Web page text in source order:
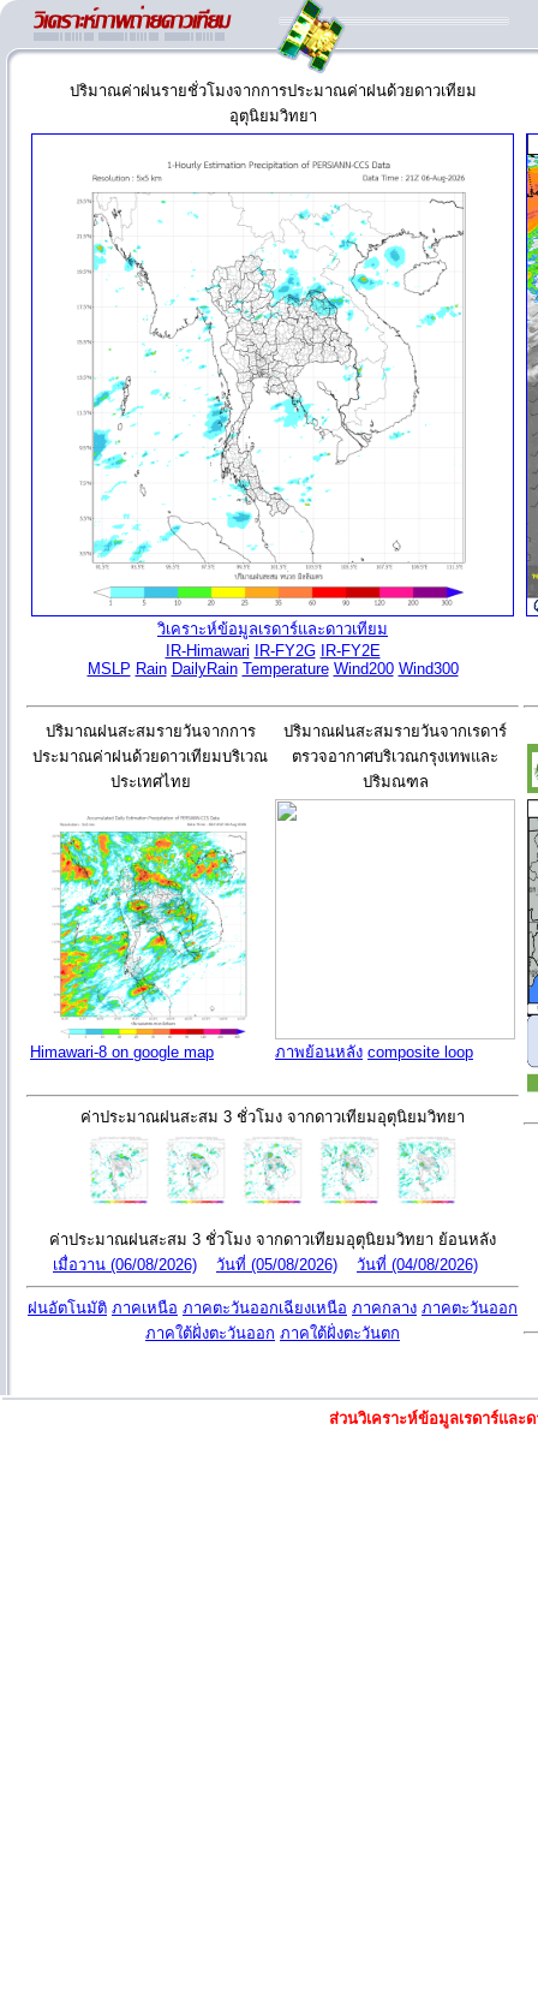
ปริมาณค่าฝนรายชั่วโมงจากการประมาณค่าฝนด้วยดาวเทียม
อุตุนิยมวิทยา
วิเคราะห์ข้อมูลเรดาร์และดาวเทียม
IR-Himawari
IR-FY2G
IR-FY2E
MSLP Rain DailyRain Temperature Wind200 Wind300
ปริมาณฝนสะสมรายวันจากการ
ประมาณค่าฝนด้วยดาวเทียมบริเวณ
ประเทศไทย
ปริมาณฝนสะสมรายวันจากเรดาร์
ตรวจอากาศบริเวณกรุงเทพและ
ปริมณฑล
Himawari-8 on google map ภาพย้อนหลัง composite loop
ค่าประมาณฝนสะสม 3 ชั่วโมง จากดาวเทียมอุตุนิยมวิทยา
ค่าประมาณฝนสะสม 3 ชั่วโมง จากดาวเทียมอุตุนิยมวิทยา ย้อนหลัง
เมื่อวาน (06/08/2026)
วันที่ (05/08/2026) วันที่ (04/08/2026)
ฝนอัตโนมัติ ภาคเหนือ ภาคตะวันออกเฉียงเหนือ ภาคกลาง ภาคตะวันออก
ภาคใต้ฝั่งตะวันออก ภาคใต้ฝั่งตะวันตก
ส่วนวิเคราะห์ข้อมูลเรดาร์แล